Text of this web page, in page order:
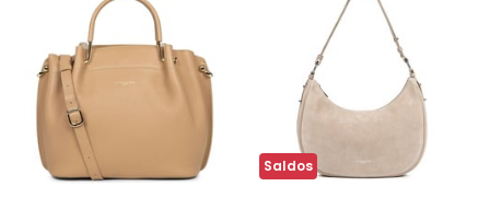
Saldos